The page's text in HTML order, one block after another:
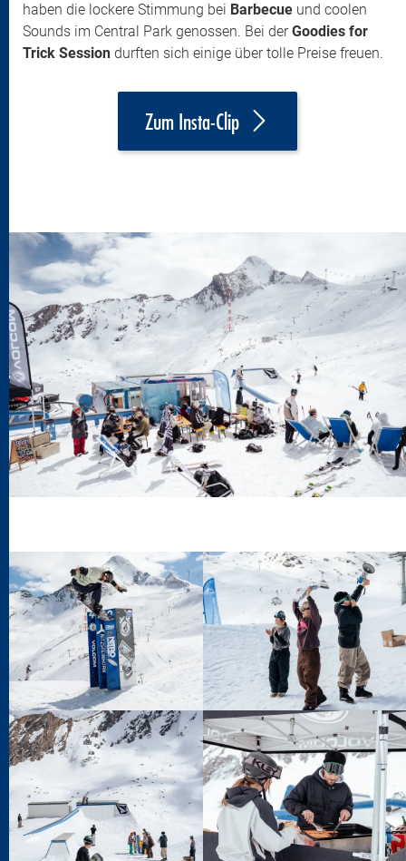
haben die lockere Stimmung bei Barbecue und coolen
Sounds im Central Park genossen. Bei derGoodies for
Trick Session durften sich einige über tolle Preise freuen.
Zum Insta-Clip